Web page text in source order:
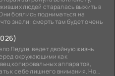
людей старалась выжить в
боялись подниматься на
знали: смерть там будет очень
Ледде, ведет двойную жизнь.
окружающими как
копировальных аппаратов,
к себе лишнего внимания. Но